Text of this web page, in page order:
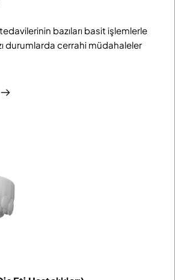
tedavilerinin bazıları basit işlemlerle
durumlarda cerrahi müdahaleler